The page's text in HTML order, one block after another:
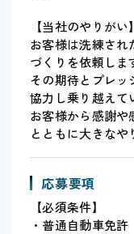
【当社のやりがい】
お客様は洗練され
づくりを依頼しま
その期待とプレッ
協力し乗り越えて
お客様から感謝や
とともに大きなや
応募要項
【必須条件】
・普通自動車免許